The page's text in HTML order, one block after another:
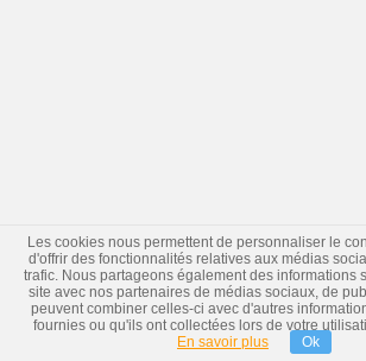
Les cookies nous permettent de personnaliser le
d'offrir des fonctionnalités relatives aux médias
trafic. Nous partageons également des informations
site avec nos partenaires de médias sociaux, de
peuvent combiner celles-ci avec d'autres
fournies ou qu'ils ont collectées lors de votre
En savoir plus
Ok